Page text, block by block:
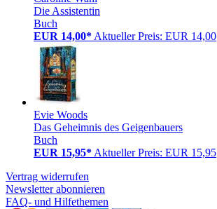
Die Assistentin
Buch
EUR 14,00* Aktueller Preis: EUR 14,00
Evie Woods
Das Geheimnis des Geigenbauers
Buch
EUR 15,95* Aktueller Preis: EUR 15,95
Vertrag widerrufen
Newsletter abonnieren
FAQ- und Hilfethemen